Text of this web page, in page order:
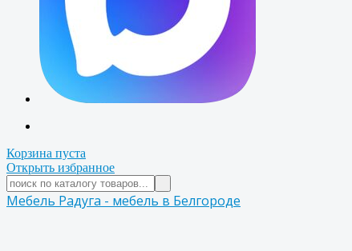
Корзина пуста
Открыть избранное
Мебель Радуга - мебель в Белгороде